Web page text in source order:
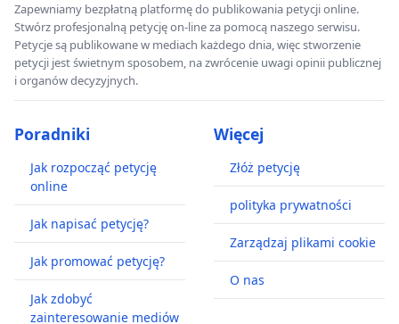
Zapewniamy bezpłatną platformę do publikowania petycji online.
Stwórz profesjonalną petycję on-line za pomocą naszego serwisu.
Petycje są publikowane w mediach każdego dnia, więc stworzenie
petycji jest świetnym sposobem, na zwrócenie uwagi opinii publicznej
i organów decyzyjnych.
Poradniki
Jak rozpocząć petycję
online
Jak napisać petycję?
Jak promować petycję?
Jak zdobyć
zainteresowanie mediów
Więcej
Złóż petycję
polityka prywatności
Zarządzaj plikami cookie
O nas